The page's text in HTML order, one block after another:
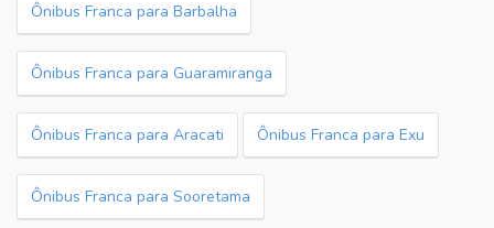
Ônibus Franca para Barbalha
Ônibus Franca para Guaramiranga
Ônibus Franca para Aracati Ônibus Franca para Exu
Ônibus Franca para Sooretama